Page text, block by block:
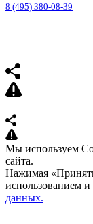
8 (495) 380-08-39
Мы используем
сайта.
Нажимая
использованием и
данных.